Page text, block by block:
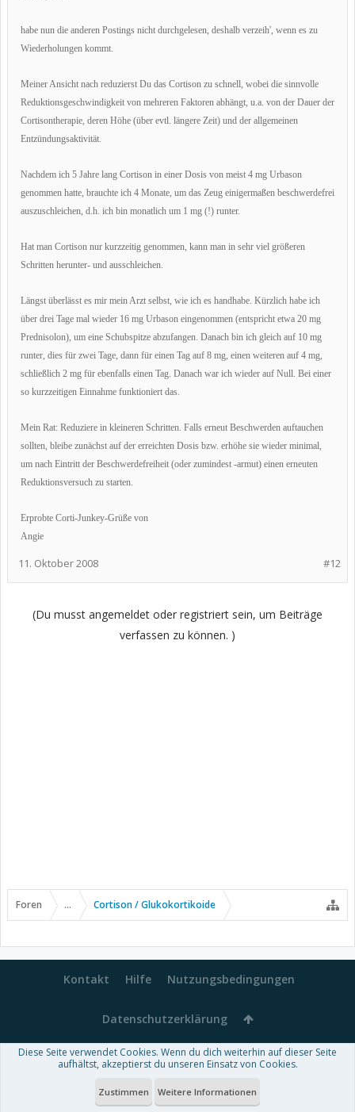
habe nun die anderen Postings nicht durchgelesen, deshalb verzeih', wenn es zu
Wiederholungen kommt.
Meiner Ansicht nach reduzierst Du das Cortison zu schnell, wobei die sinnvolle
Reduktionsgeschwindigkeit von mehreren Faktoren abhängt, u.a. von der Dauer der
Cortisontherapie, deren Höhe (über evtl. längere Zeit) und der allgemeinen
Entzündungsaktivität.
Nachdem ich 5 Jahre lang Cortison in einer Dosis von meist 4 mg Urbason
genommen hatte, brauchte ich 4 Monate, um das Zeug einigermaßen beschwerdefrei
auszuschleichen, d.h. ich bin monatlich um 1 mg (!) runter.
Hat man Cortison nur kurzzeitig genommen, kann man in sehr viel größeren
Schritten herunter- und ausschleichen.
Längst überlässt es mir mein Arzt selbst, wie ich es handhabe. Kürzlich habe ich
über drei Tage mal wieder 16 mg Urbason eingenommen (entspricht etwa 20 mg
Prednisolon), um eine Schubspitze abzufangen. Danach bin ich gleich auf 10 mg
runter, dies für zwei Tage, dann für einen Tag auf 8 mg, einen weiteren auf 4 mg,
schließlich 2 mg für ebenfalls einen Tag. Danach war ich wieder auf Null. Bei einer
so kurzzeitigen Einnahme funktioniert das.
Mein Rat: Reduziere in kleineren Schritten. Falls erneut Beschwerden auftauchen
sollten, bleibe zunächst auf der erreichten Dosis bzw. erhöhe sie wieder minimal,
um nach Eintritt der Beschwerdefreiheit (oder zumindest -armut) einen erneuten
Reduktionsversuch zu starten.
Erprobte Corti-Junkey-Grüße von
Angie
#12
11. Oktober 2008
(Du musst angemeldet oder registriert sein, um Beiträge
verfassen zu können. )
Foren ... Cortison / Glukokortikoide
Kontakt Hilfe Nutzungsbedingungen
Datenschutzerklärung
Forum software by XenForo™-Deutsch von xenDach
Theme designed byThemeHouse
Diese Seite verwendet Cookies. Wenn du dich weiterhin auf dieser Seite
aufhältst, akzeptierst du unseren Einsatz von Cookies.
Zustimmen Weitere Informationen